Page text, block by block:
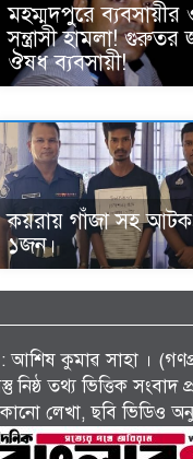
মহম্মদপুরে
সন্ত্রাসী হামলা!
ঔষধ ব্যবসায়ী!
কয়রায় গাঁজা সহ আটক
১জন।
কুমাৱ সাহা ।
নিষ্ঠ তথ্য ভিত্তিক
লেখা, ছবি ভিডিও